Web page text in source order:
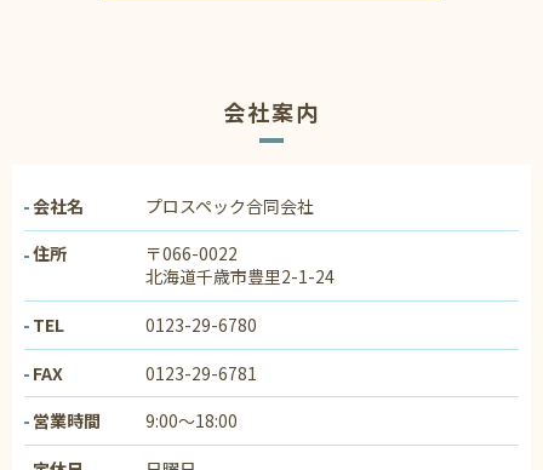
会社案内
会社名
プロスペック合同会社
住所
〒066-0022
北海道千歳市豊里2-1-24
TEL
0123-29-6780
FAX
0123-29-6781
営業時間
9:00～18:00